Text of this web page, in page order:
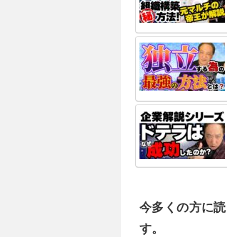
今多くの方に
す。